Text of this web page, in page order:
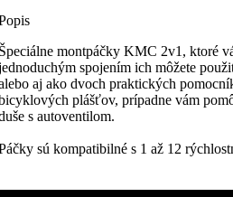
montpáčky KMC 2v1, ktoré
spojením ich môžete
aj ako dvoch praktických
plášťov, prípadne vám
s autoventilom.
sú kompatibilné s 1 až 12